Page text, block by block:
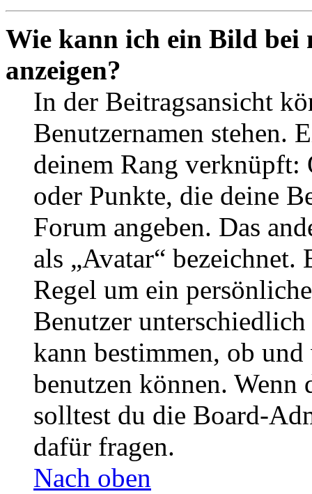
Wie kann ich ein Bild bei
anzeigen?
In der Beitragsansicht
Benutzernamen stehen.
deinem Rang verknüpft:
oder Punkte, die deine
Forum angeben. Das
als „Avatar“
Regel um ein
Benutzer
kann bestimmen, ob
benutzen können. Wenn
solltest du die Board-
dafür fragen.
Nach oben